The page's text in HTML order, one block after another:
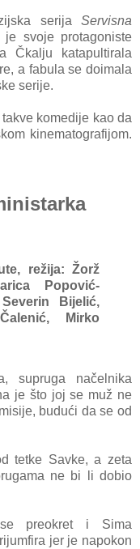
serija Servisna
svoje protagoniste
Čkalju katapultirala
a fabula se doimala
serije.
komedije kao da
kinematografijom.
režija: Žorž
Popović-
Bijelić,
Mirko
supruga načelnika
je što joj se muž ne
budući da se od
tetke Savke, a zeta
ne bi li dobio
preokret i Sima
jer je napokon